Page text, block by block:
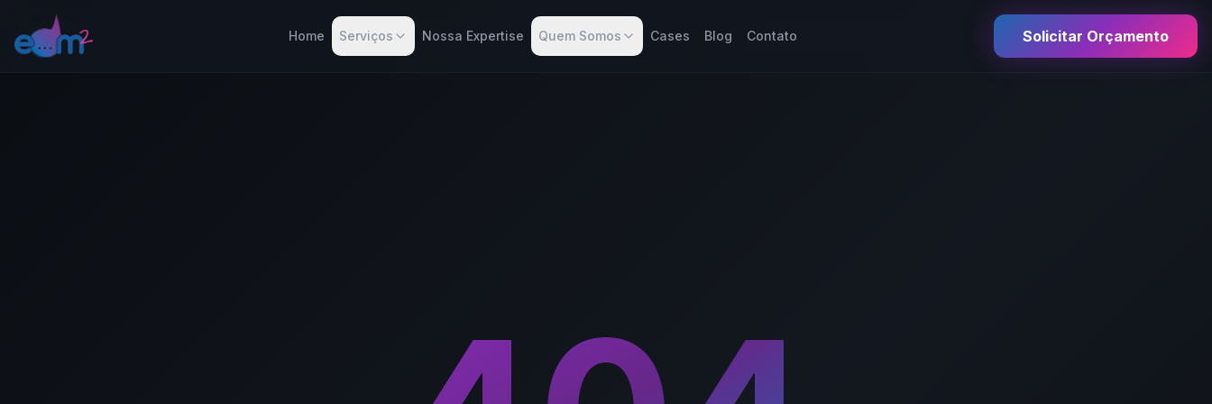
Home Serviços Nossa Expertise Quem Somos Cases Blog Contato Solicitar Orçamento